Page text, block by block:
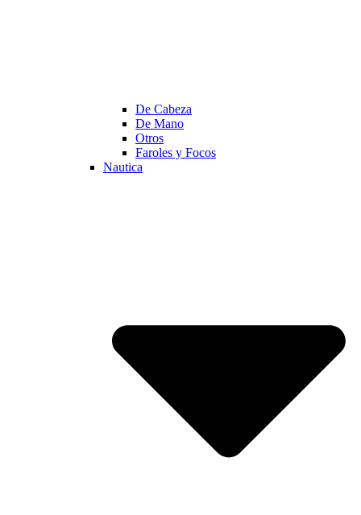
De Cabeza
De Mano
Otros
Faroles y Focos
Nautica